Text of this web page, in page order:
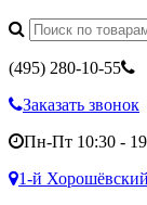
(495) 280-10-55
Заказать звонок
Пн-Пт 10:30 -
1-й